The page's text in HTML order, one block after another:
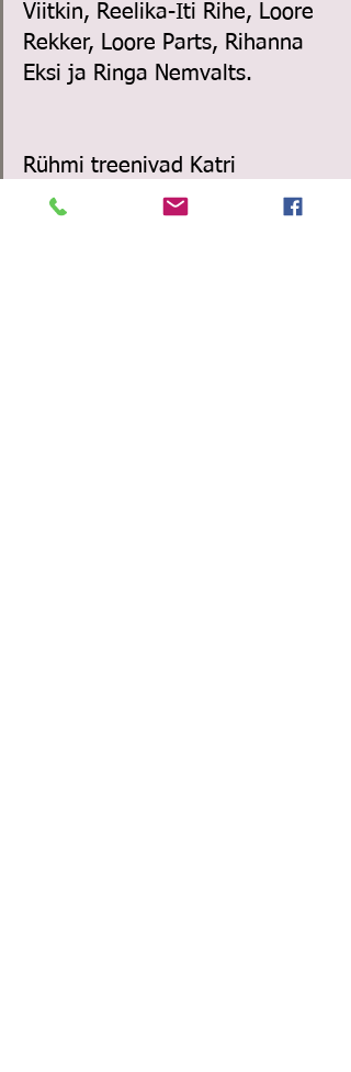
Viitkin, Reelika-Iti Rihe, Loore
Rekker, Loore Parts, Rihanna
Eksi ja Ringa Nemvalts.
Rühmi treenivad Katri
Toomsalu ja Kristina Lillo.